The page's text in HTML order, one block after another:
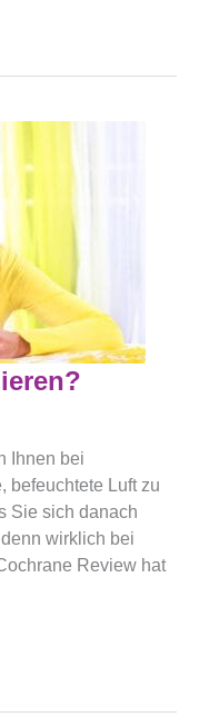
Ihnen bei
befeuchtete Luft zu
Sie sich danach
wirklich bei
Review hat